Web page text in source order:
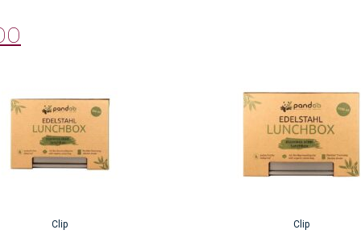
sind pandoo wichtig. Sie
Supply-Chain, um einen
Clip Clip